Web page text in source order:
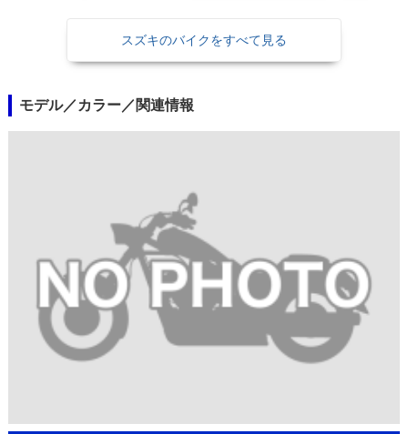
スズキのバイクをすべて見る
モデル／カラー／関連情報